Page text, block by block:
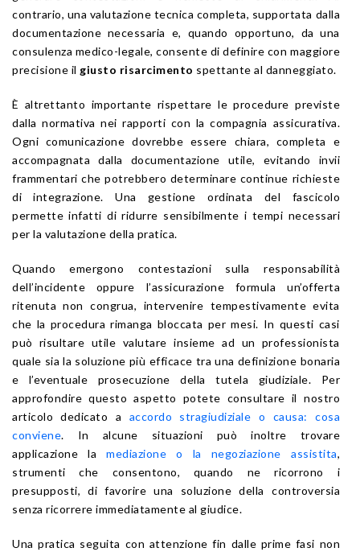
contrario, una valutazione tecnica completa, supportata dalla
documentazione necessaria e, quando opportuno, da una
consulenza medico-legale, consente di definire con maggiore
precisione il giusto risarcimento spettante al danneggiato.
È altrettanto importante rispettare le procedure previste
dalla normativa nei rapporti con la compagnia assicurativa.
Ogni comunicazione dovrebbe essere chiara, completa e
accompagnata dalla documentazione utile, evitando invii
frammentari che potrebbero determinare continue richieste
di integrazione. Una gestione ordinata del fascicolo
permette infatti di ridurre sensibilmente i tempi necessari
per la valutazione della pratica.
Quando emergono contestazioni sulla responsabilità
dell’incidente oppure l’assicurazione formula un’offerta
ritenuta non congrua, intervenire tempestivamente evita
che la procedura rimanga bloccata per mesi. In questi casi
può risultare utile valutare insieme ad un professionista
quale sia la soluzione più efficace tra una definizione bonaria
e l’eventuale prosecuzione della tutela giudiziale. Per
approfondire questo aspetto potete consultare il nostro
articolo dedicato a accordo stragiudiziale o causa: cosa
conviene. In alcune situazioni può inoltre trovare
applicazione lamediazione o la negoziazione assistita,
strumenti che consentono, quando ne ricorrono i
presupposti, di favorire una soluzione della controversia
senza ricorrere immediatamente al giudice.
Una pratica seguita con attenzione fin dalle prime fasi non